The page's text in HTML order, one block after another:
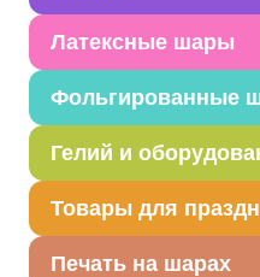
Латексные шары
Фольгированные
Гелий и
Товары для
Печать на шарах
Товар из коллекции